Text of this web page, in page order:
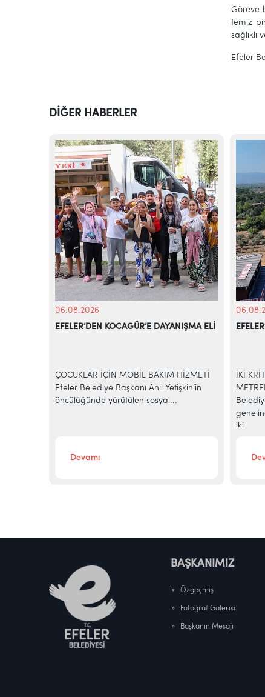
Göreve
temiz
sağlıklı
Efeler
DİĞER HABERLER
06.08.2026
EFELER’DEN KOCAGÜR’E DAYANIŞMA ELİ
ÇOCUKLAR İÇİN MOBİL BAKIM HİZMETİ
Efeler Belediye Başkanı Anıl Yetişkin’in
öncülüğünde yürütülen sosyal...
Devamı
İKİ
iki...
BAŞKANIMIZ
Özgeçmiş
Fotoğraf Galerisi
Başkanın Mesajı